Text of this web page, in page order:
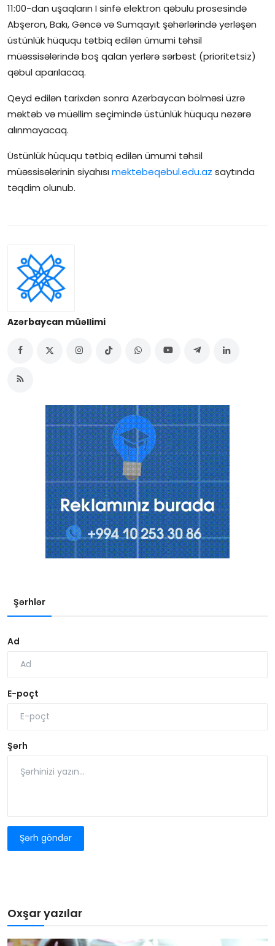
Qəzetin PDF arxivi
İctimai şura
Dünya
11:00-dan uşaqların I sinfə elektron qəbulu prosesində
Abşeron, Bakı, Gəncə və Sumqayıt şəhərlərində yerləşən
üstünlük hüququ tətbiq edilən ümumi təhsil
müəssisələrində boş qalan yerlərə sərbəst (prioritetsiz)
qəbul aparılacaq.
Qeyd edilən tarixdən sonra Azərbaycan bölməsi üzrə
məktəb və müəllim seçimində üstünlük hüququ nəzərə
alınmayacaq.
Üstünlük hüququ tətbiq edilən ümumi təhsil
müəssisələrinin siyahısımektebeqebul.edu.az saytında
təqdim olunub.
Azərbaycan müəllimi
Şərhlər
Ad
E-poçt
Şərh
Şərh göndər
Oxşar yazılar